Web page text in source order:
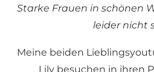
Starke Frauen in schönen
leider nicht
Meine beiden
Lily besuchen in ihren